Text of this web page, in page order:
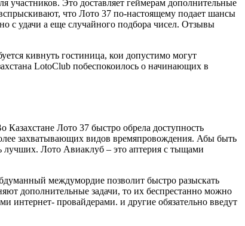
участников. Это доставляет геймерам дополнительные
что Лото 37 по-настоящему подает шансы
с удачи а еще случайного подбора чисел. Отзывы
кивнуть гостиница, кои допустимо могут
LotoClub побеспокоилось о начинающих в
Лото 37 быстро обрела доступность
захватывающих видов времяпровождения. Абы быть
лучших. Лото Авиаклуб – это аптерия с тыщами
междумордие позволит быстро разыскать
дополнительные задачи, то их беспрестанно можно
интернет- провайдерами. и другие обязательно введут